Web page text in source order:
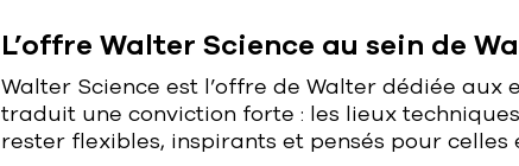
L’offre Walter Science au sein de
Walter Science est l’offre de Walter dédiée aux
traduit une conviction forte : les lieux
rester flexibles, inspirants et pensés pour celles